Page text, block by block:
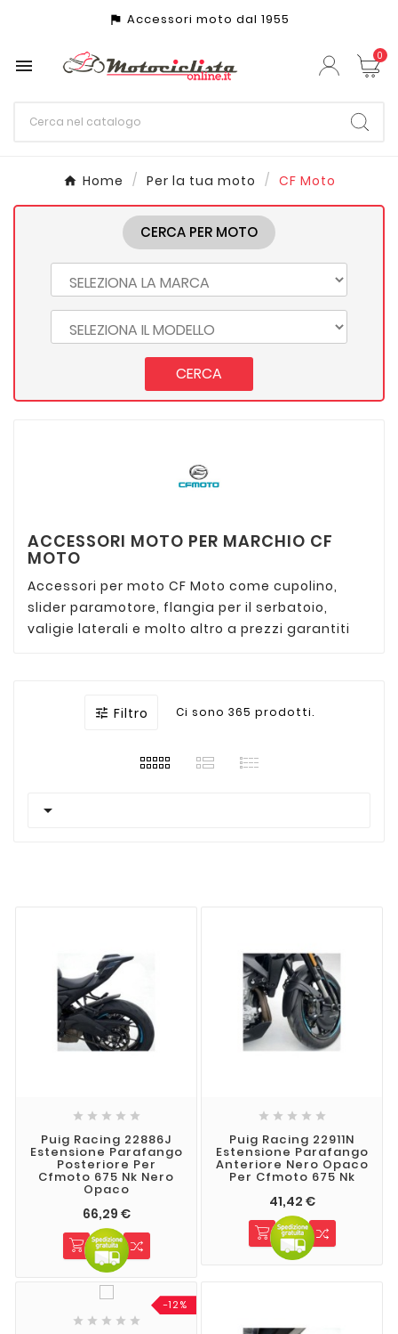
assistant_photo Accessori moto dal 1955
 0
Home Per la tua moto CF Moto
CERCA PER MOTO
CERCA
ACCESSORI MOTO PER MARCHIO CF
MOTO
Accessori per moto CF Moto come cupolino,
slider paramotore, flangia per il serbatoio,
valigie laterali e molto altro a prezzi garantiti
 Filtro Ci sono 365 prodotti.

    
Puig Racing 22886J
Estensione Parafango
Posteriore Per
Cfmoto 675 Nk Nero
Opaco
66,29 €
    
Puig Racing 22911N
Estensione Parafango
Anteriore Nero Opaco
Per Cfmoto 675 Nk
41,42 €
-12%
    